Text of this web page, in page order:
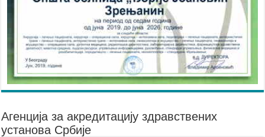
Агенцијa за акредитацију здравствених
установа Србије